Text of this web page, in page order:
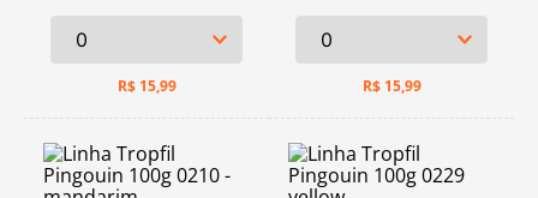
R$ 15,99 R$ 15,99